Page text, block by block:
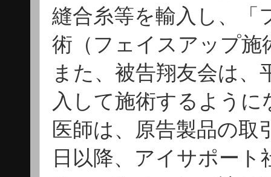
縫合糸等を輸入し、「
術（フェイスアップ
また、被告翔友会は、
入して施術するよう
医師は、原告製品の取
日以降、アイサポー